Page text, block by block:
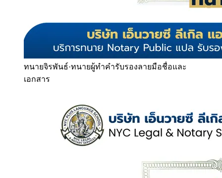
ทนายจิรพันธ์·ทนายผู้ทำคำรับรองลายมือชื่อและ
เอกสาร